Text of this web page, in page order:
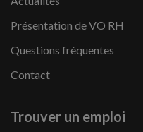
Présentation de VO RH
Questions fréquentes
Contact
Trouver un emploi